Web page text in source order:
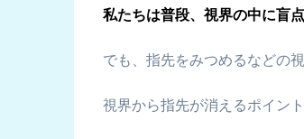
私たちは普段、視界の中に盲
でも、指先をみつめるなどの
視界から指先が消えるポイント